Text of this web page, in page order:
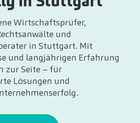
Wirtschaftsprüfer,
und
in Stuttgart. Mit
und langjährigen Erfahrung
zur Seite – für
Lösungen und